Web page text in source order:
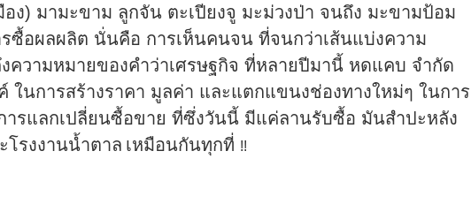
ง) มามะขาม ลูกจัน ตะเปียงจู มะม่วงป่า จนถึง มะขามป้อม
ซื้อผลผลิต นั่นคือ การเห็นคนจน ที่จนกว่าเส้นแบ่งความ
ความหมายของคำว่าเศรษฐกิจ ที่หลายปีมานี้ หดแคบ จำกัด
ในการสร้างราคา มูลค่า และแตกแขนงช่องทางใหม่ๆ ในการ
ารแลกเปลี่ยนซื้อขาย ที่ซึ่งวันนี้ มีแค่ลานรับซื้อ มันสำปะหลัง
โรงงานน้ำตาล เหมือนกันทุกที่ !!